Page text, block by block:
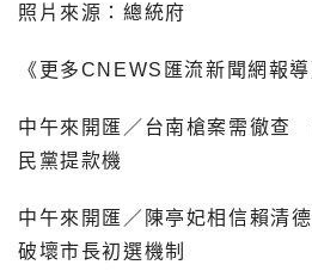
照片來源：總統府
《更多CNEWS匯流新聞網報導
中午來開匯／台南槍案需徹查
民黨提款機
中午來開匯／陳亭妃相信賴清
破壞市長初選機制